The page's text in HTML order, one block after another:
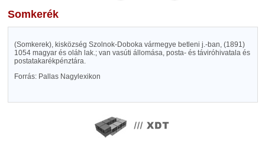
Somkerék
(Somkerek), kisközség Szolnok-Doboka vármegye betleni j.-ban, (1891)
1054 magyar és oláh lak.; van vasúti állomása, posta- és táviróhivatala és
postatakarékpénztára.
Forrás: Pallas Nagylexikon